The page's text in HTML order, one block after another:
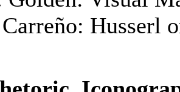
Husserl